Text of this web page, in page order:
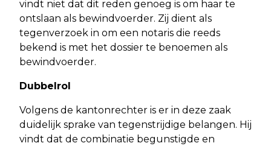
vindt niet dat dit reden genoeg is om haar te
ontslaan als bewindvoerder. Zij dient als
tegenverzoek in om een notaris die reeds
bekend is met het dossier te benoemen als
bewindvoerder.
Dubbelrol
Volgens de kantonrechter is er in deze zaak
duidelijk sprake van tegenstrijdige belangen. Hij
vindt dat de combinatie begunstigde en